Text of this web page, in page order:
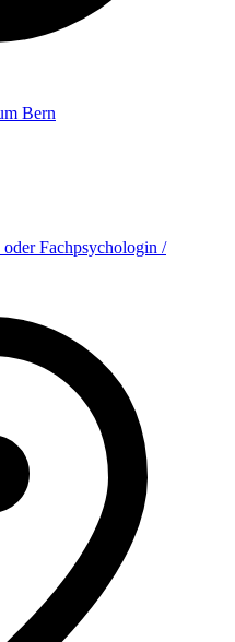
Bern
Fachpsychologin /